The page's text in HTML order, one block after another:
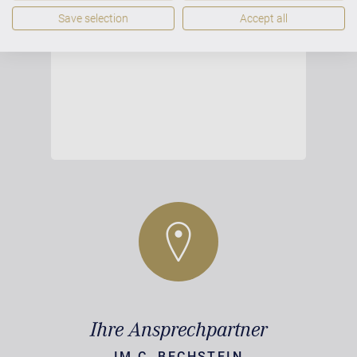
Ihre Ansprechpartner
Save selection Accept all